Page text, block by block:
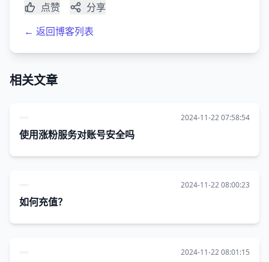
点赞
分享
← 返回博客列表
相关文章
2024-11-22 07:58:54
使用涨粉服务对账号安全吗
2024-11-22 08:00:23
如何充值？
2024-11-22 08:01:15